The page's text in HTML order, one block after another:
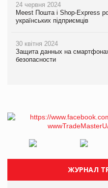
24 червня 2024
Meest Пошта і Shop-Express
українських підприємців
30 квітня 2024
Защита данных на
безопасности
ЖУРНАЛ